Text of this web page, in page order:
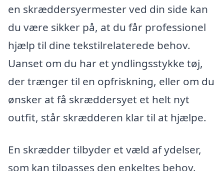
en skræddersyermester ved din side kan
du være sikker på, at du får professionel
hjælp til dine tekstilrelaterede behov.
Uanset om du har et yndlingsstykke tøj,
der trænger til en opfriskning, eller om du
ønsker at få skræddersyet et helt nyt
outfit, står skrædderen klar til at hjælpe.
En skrædder tilbyder et væld af ydelser,
som kan tilpasses den enkeltes behov.